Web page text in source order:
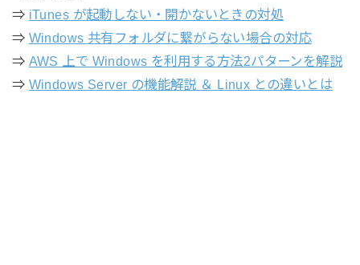
⇒ iTunes が起動しない・開かないときの対処
⇒ Windows 共有フォルダに繋がらない場合の対応
⇒ AWS 上で Windows を利用する方法2パターンを解説
⇒ Windows Server の機能解説 ＆ Linux との違いとは